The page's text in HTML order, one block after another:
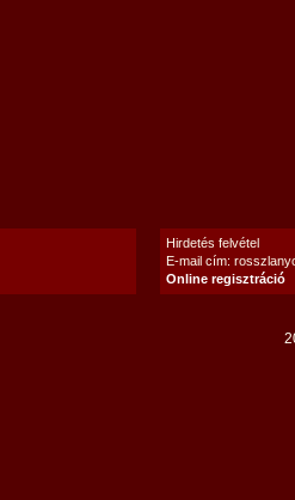
Hirdetés felvétel
E-mail cím:
Online regisztráció